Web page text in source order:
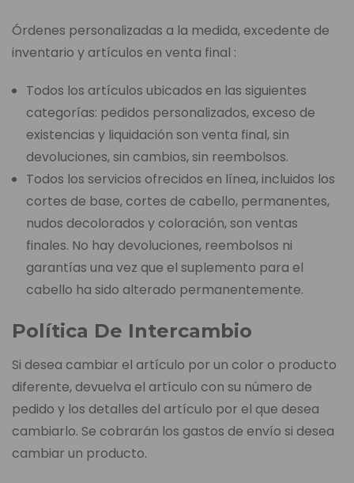
Órdenes personalizadas a la medida, excedente de
inventario y artículos en venta final :
Todos los artículos ubicados en las siguientes
categorías: pedidos personalizados, exceso de
existencias y liquidación son venta final, sin
devoluciones, sin cambios, sin reembolsos.
Todos los servicios ofrecidos en línea, incluidos los
cortes de base, cortes de cabello, permanentes,
nudos decolorados y coloración, son ventas
finales. No hay devoluciones, reembolsos ni
garantías una vez que el suplemento para el
cabello ha sido alterado permanentemente.
Política De Intercambio
Si desea cambiar el artículo por un color o producto
diferente, devuelva el artículo con su número de
pedido y los detalles del artículo por el que desea
cambiarlo. Se cobrarán los gastos de envío si desea
cambiar un producto.